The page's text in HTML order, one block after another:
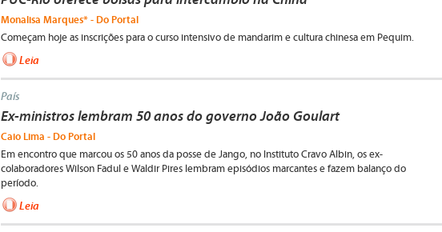
Monalisa Marques* - Do Portal
Começam hoje as inscrições para o curso intensivo de mandarim e cultura chinesa em Pequim.
Leia
País
Ex-ministros lembram 50 anos do governo João Goulart
Caio Lima - Do Portal
Em encontro que marcou os 50 anos da posse de Jango, no Instituto Cravo Albin, os ex-
colaboradores Wilson Fadul e Waldir Pires lembram episódios marcantes e fazem balanço do
período.
Leia